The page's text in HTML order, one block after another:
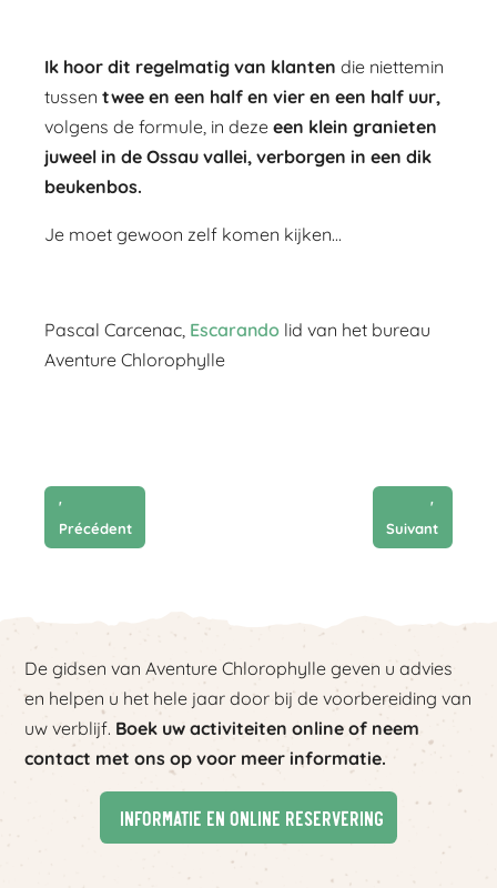
Ik hoor dit regelmatig van klanten die niettemin
tussentwee en een half en vier en een half uur,
volgens de formule, in dezeeen klein granieten
juweel in de Ossau vallei, verborgen in een dik
beukenbos.
Je moet gewoon zelf komen kijken...
Pascal Carcenac, Escarando lid van het bureau
Aventure Chlorophylle
'
Précédent
Suivant
'
De gidsen van Aventure Chlorophylle geven u advies
en helpen u het hele jaar door bij de voorbereiding van
uw verblijf. Boek uw activiteiten online of neem
contact met ons op voor meer informatie.
Informatie en online reservering